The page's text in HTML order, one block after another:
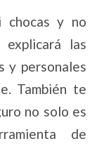
chocas y no
las
y personales
También te
no solo es
de